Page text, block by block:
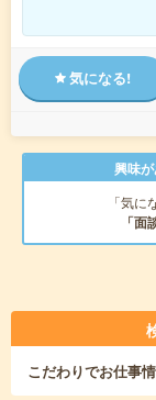
気になる!
興味
「気
「面
こだわりでお仕事